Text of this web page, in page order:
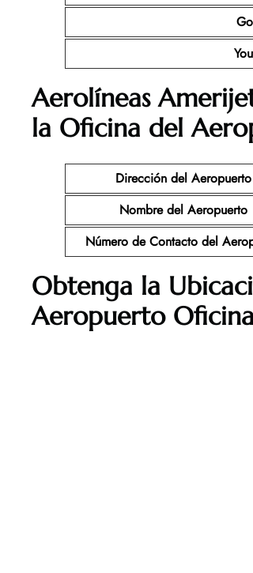
Aerolíneas
la Oficina del
Dirección del Aeropuerto
Nombre del Aeropuerto
Número de Contacto del
Obtenga la
Aeropuerto